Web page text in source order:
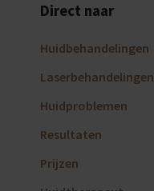
Direct naar
Huidbehandelingen
Laserbehandelingen
Huidproblemen
Resultaten
Prijzen